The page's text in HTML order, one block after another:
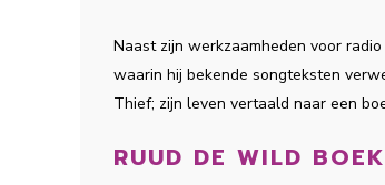
Naast zijn werkzaamheden voor
waarin hij bekende songteksten
Thief; zijn leven vertaald naar een
RUUD DE WILD